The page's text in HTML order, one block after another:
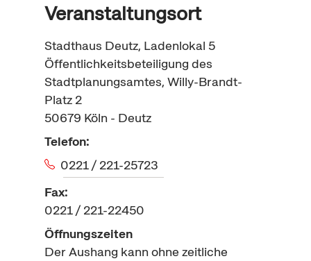
Veranstaltungsort
Stadthaus Deutz, Ladenlokal 5
Öffentlichkeitsbeteiligung des
Stadtplanungsamtes, Willy-Brandt-
Platz 2
50679 Köln - Deutz
Telefon:
0221 / 221-25723
Fax:
0221 / 221-22450
Öffnungszeiten
Der Aushang kann ohne zeitliche